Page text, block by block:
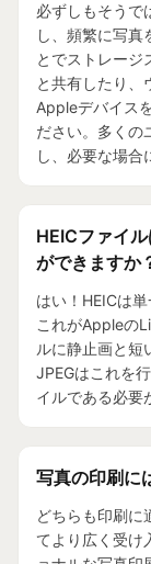
必ずしもそうで
し、頻繁に写真
とでストレージ
と共有したり、
Appleデバイス
ださい。多くの
し、必要な場合
HEICファイ
ができますか
はい！HEICは
これがAppleの
ルに静止画と短
JPEGはこれを
イルである必要
写真の印刷に
どちらも印刷に
てより広く受け